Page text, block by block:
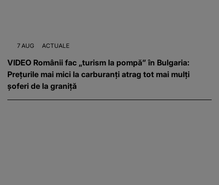
7 AUG ACTUALE
VIDEO Românii fac „turism la pompă” în Bulgaria:
Prețurile mai mici la carburanți atrag tot mai mulți
șoferi de la graniță